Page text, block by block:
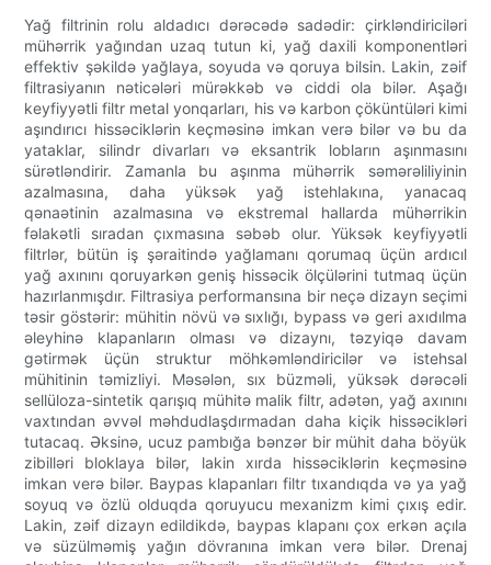
Yağ filtrinin rolu aldadıcı dərəcədə sadədir: çirkləndiriciləri
mühərrik yağından uzaq tutun ki, yağ daxili komponentləri
effektiv şəkildə yağlaya, soyuda və qoruya bilsin. Lakin, zəif
filtrasiyanın nəticələri mürəkkəb və ciddi ola bilər. Aşağı
keyfiyyətli filtr metal yonqarları, his və karbon çöküntüləri kimi
aşındırıcı hissəciklərin keçməsinə imkan verə bilər və bu da
yataklar, silindr divarları və eksantrik lobların aşınmasını
sürətləndirir. Zamanla bu aşınma mühərrik səmərəliliyinin
azalmasına, daha yüksək yağ istehlakına, yanacaq
qənaətinin azalmasına və ekstremal hallarda mühərrikin
fəlakətli sıradan çıxmasına səbəb olur. Yüksək keyfiyyətli
filtrlər, bütün iş şəraitində yağlamanı qorumaq üçün ardıcıl
yağ axınını qoruyarkən geniş hissəcik ölçülərini tutmaq üçün
hazırlanmışdır. Filtrasiya performansına bir neçə dizayn seçimi
təsir göstərir: mühitin növü və sıxlığı, bypass və geri axıdılma
əleyhinə klapanların olması və dizaynı, təzyiqə davam
gətirmək üçün struktur möhkəmləndiricilər və istehsal
mühitinin təmizliyi. Məsələn, sıx büzməli, yüksək dərəcəli
sellüloza-sintetik qarışıq mühitə malik filtr, adətən, yağ axınını
vaxtından əvvəl məhdudlaşdırmadan daha kiçik hissəcikləri
tutacaq. Əksinə, ucuz pambığa bənzər bir mühit daha böyük
zibilləri bloklaya bilər, lakin xırda hissəciklərin keçməsinə
imkan verə bilər. Baypas klapanları filtr tıxandıqda və ya yağ
soyuq və özlü olduqda qoruyucu mexanizm kimi çıxış edir.
Lakin, zəif dizayn edildikdə, baypas klapanı çox erkən açıla
və süzülməmiş yağın dövranına imkan verə bilər. Drenaj